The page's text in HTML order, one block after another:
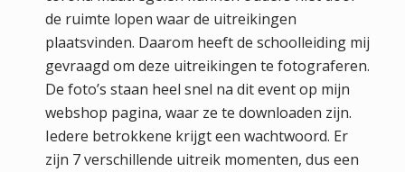
de ruimte lopen waar de uitreikingen
plaatsvinden. Daarom heeft de schoolleiding mij
gevraagd om deze uitreikingen te fotograferen.
De foto’s staan heel snel na dit event op mijn
webshop pagina, waar ze te downloaden zijn.
Iedere betrokkene krijgt een wachtwoord. Er
zijn 7 verschillende uitreik momenten, dus een